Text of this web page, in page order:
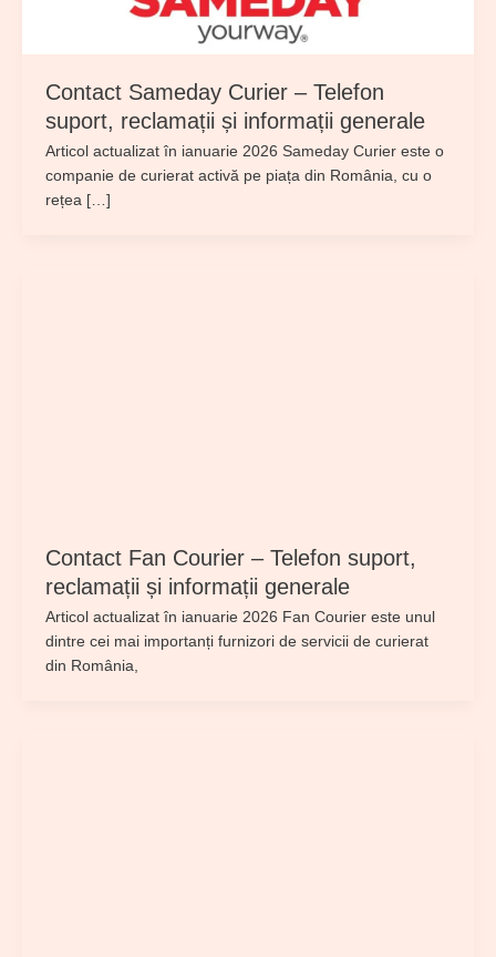
Contact Sameday Curier – Telefon
suport, reclamații și informații generale
Articol actualizat în ianuarie 2026 Sameday Curier este o
companie de curierat activă pe piața din România, cu o
rețea […]
Contact Fan Courier – Telefon suport,
reclamații și informații generale
Articol actualizat în ianuarie 2026 Fan Courier este unul
dintre cei mai importanți furnizori de servicii de curierat
din România,